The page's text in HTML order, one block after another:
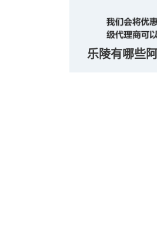
乐陵有哪些